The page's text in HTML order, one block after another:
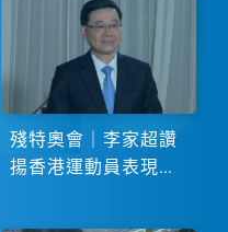
殘特奧會｜李家超讚
揚香港運動員表現卓